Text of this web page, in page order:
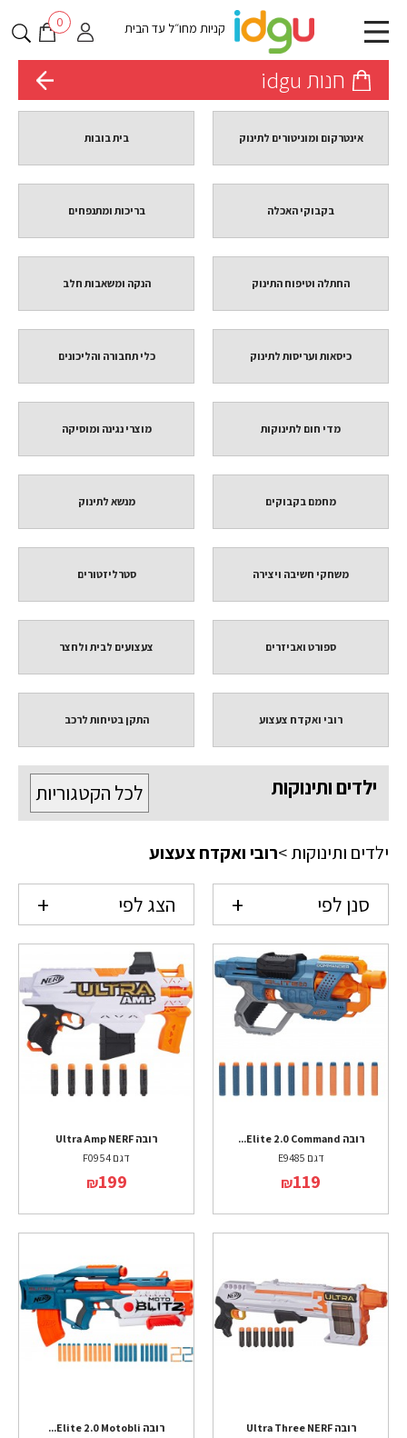
קניות מחו״ל עד הבית 0
חנות idgu
אינטרקום ומוניטורים לתינוק בית בובות
בקבוקי האכלה בריכות ומתנפחים
החתלה וטיפוח התינוק הנקה ומשאבות חלב
כיסאות ועריסות לתינוק כלי תחבורה והליכונים
מדי חום לתינוקות מוצרי נגינה ומוסיקה
מחמם בקבוקים מנשא לתינוק
משחקי חשיבה ויצירה סטרליזטורים
ספורט ואביזרים צעצועים לבית ולחצר
רובי ואקדח צעצוע התקן בטיחות לרכב
לכל הקטגוריות ילדים ותינוקות
ילדים ותינוקות>רובי ואקדח צעצוע
סנן לפי הצג לפי
רובה Elite 2.0 Command...
דגם E9485
₪119
רובה Ultra Amp NERF
דגם F0954
₪199
רובה Ultra Three NERF
רובה Elite 2.0 Motobli...